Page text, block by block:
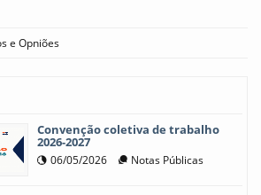
e Opniões
Convenção coletiva de trabalho
2026-2027
06/05/2026 Notas Públicas